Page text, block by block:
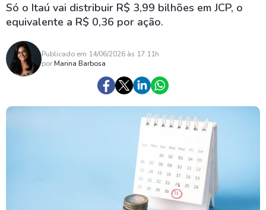
Só o Itaú vai distribuir R$ 3,99 bilhões em JCP, o
equivalente a R$ 0,36 por ação.
Publicado em 14/06/2026 às 17:11h
porMarina Barbosa